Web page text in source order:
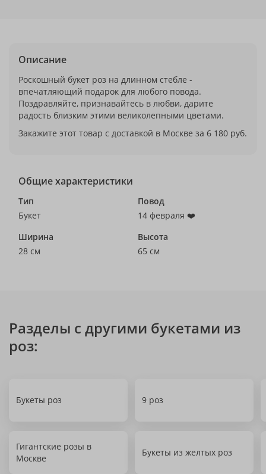
Описание
Роскошный букет роз на длинном стебле -
впечатляющий подарок для любого повода.
Поздравляйте, признавайтесь в любви, дарите
радость близким этими великолепными цветами.
Закажите этот товар с доставкой в Москве за 6 180 руб.
Общие характеристики
Тип
Букет
Повод
14 февраля ❤️
Ширина
28 см
Высота
65 см
Разделы с другими букетами из
роз:
Букеты роз 9 роз
Гигантские розы в
Москве
Букеты из желтых роз